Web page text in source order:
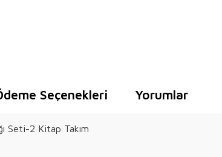
Seçenekleri Yorumlar
Seti-2 Kitap Takım